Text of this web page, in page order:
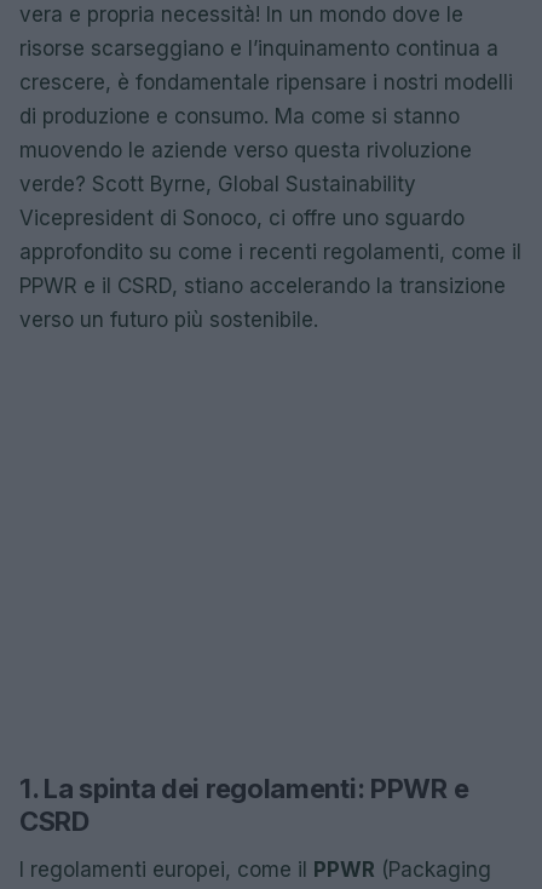
vera e propria necessità! In un mondo dove le
risorse scarseggiano e l’inquinamento continua a
crescere, è fondamentale ripensare i nostri modelli
di produzione e consumo. Ma come si stanno
muovendo le aziende verso questa rivoluzione
verde? Scott Byrne, Global Sustainability
Vicepresident di Sonoco, ci offre uno sguardo
approfondito su come i recenti regolamenti, come il
PPWR e il CSRD, stiano accelerando la transizione
verso un futuro più sostenibile.
1. La spinta dei regolamenti: PPWR e
CSRD
I regolamenti europei, come il PPWR (Packaging